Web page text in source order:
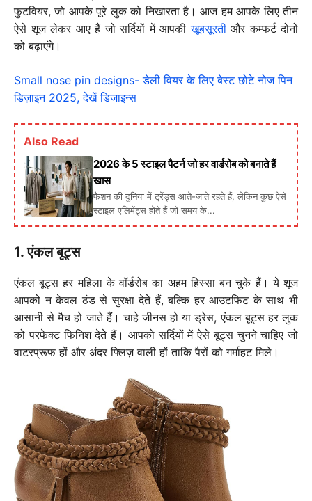
फुटवियर, जो आपके पूरे लुक को निखारता है। आज हम आपके लिए तीन
ऐसे शूज लेकर आए हैं जो सर्दियों में आपकीखूबसूरतीऔर कम्फर्ट दोनों
को बढ़ाएंगे।
Small nose pin designs- डेली वियर के लिए बेस्ट छोटे नोज पिन
डिज़ाइन 2025, देखें डिजाइन्स
Also Read
2026 के 5 स्टाइल पैटर्न जो हर वार्डरोब को बनाते हैं
खास
फैशन की दुनिया में ट्रेंड्स आते-जाते रहते हैं, लेकिन कुछ ऐसे
स्टाइल एलिमेंट्स होते हैं जो समय के...
1. एंकल बूट्स
एंकल बूट्स हर महिला के वॉर्डरोब का अहम हिस्सा बन चुके हैं। ये शूज
आपको न केवल ठंड से सुरक्षा देते हैं, बल्कि हर आउटफिट के साथ भी
आसानी से मैच हो जाते हैं। चाहे जीनस हो या ड्रेस, एंकल बूट्स हर लुक
को परफेक्ट फिनिश देते हैं। आपको सर्दियों में ऐसे बूट्स चुनने चाहिए जो
वाटरप्रूफ हों और अंदर फ्लिज़ वाली हों ताकि पैरों को गर्माहट मिले।